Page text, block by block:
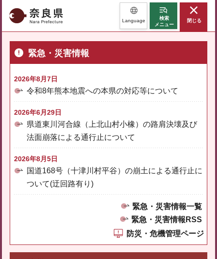
奈良県 Language
検索
メニュー
閉じる
緊急・災害情報
2026年8月7日
令和8年熊本地震への本県の対応等について
2026年6月29日
県道東川河合線（上北山村小橡）の路肩決壊及び
法面崩落による通行止について
2026年8月5日
国道168号（十津川村平谷）の崩土による通行止に
ついて(迂回路有り)
緊急・災害情報一覧
緊急・災害情報RSS
防災・危機管理ページ